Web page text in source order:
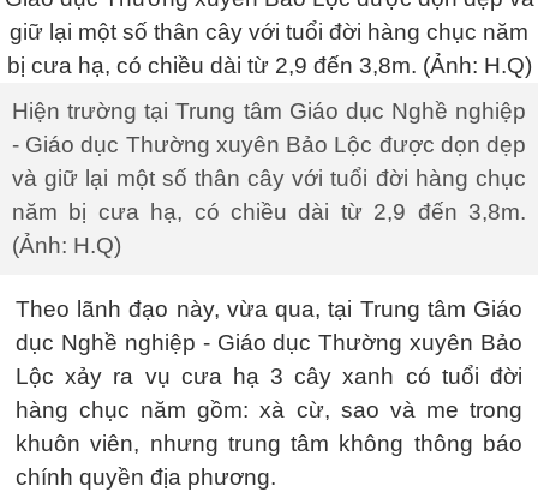
Hiện trường tại Trung tâm Giáo dục Nghề nghiệp
- Giáo dục Thường xuyên Bảo Lộc được dọn dẹp
và giữ lại một số thân cây với tuổi đời hàng chục
năm bị cưa hạ, có chiều dài từ 2,9 đến 3,8m.
(Ảnh: H.Q)
Theo lãnh đạo này, vừa qua, tại Trung tâm Giáo
dục Nghề nghiệp - Giáo dục Thường xuyên Bảo
Lộc xảy ra vụ cưa hạ 3 cây xanh có tuổi đời
hàng chục năm gồm: xà cừ, sao và me trong
khuôn viên, nhưng trung tâm không thông báo
chính quyền địa phương.